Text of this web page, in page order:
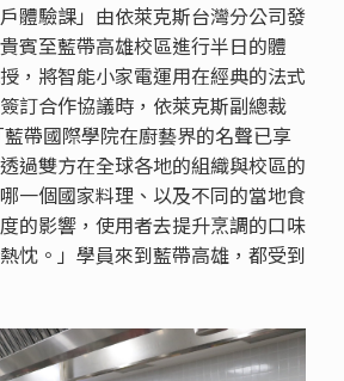
體驗課」由依萊克斯台灣分公司發
賓至藍帶高雄校區進行半日的體
，將智能小家電運用在經典的法式
訂合作協議時，依萊克斯副總裁
帶國際學院在廚藝界的名聲已享
過雙方在全球各地的組織與校區的
一個國家料理、以及不同的當地食
的影響，使用者去提升烹調的口味
忱。」學員來到藍帶高雄，都受到